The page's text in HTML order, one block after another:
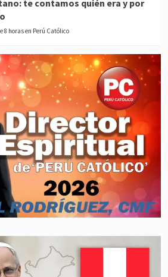
te contamos quién era y por
8 horas en Perú Católico